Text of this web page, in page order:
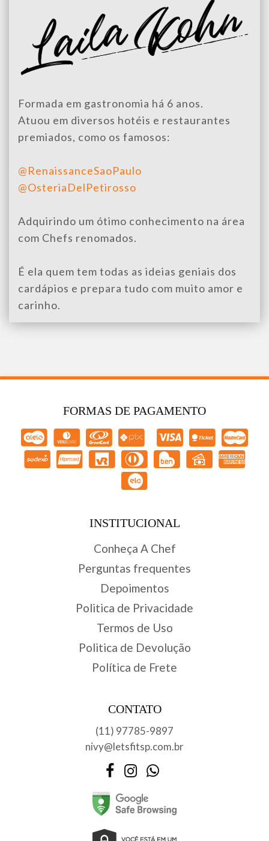
Formada em gastronomia há 6 anos.
Atuou em diversos hotéis e restaurantes
premiados, como os famosos:
@RenaissanceSaoPaulo
@OsteriaDelPetirosso
Adquirindo um ótimo conhecimento na área
com Chefs renomados.
É ela quem tem todas as ideias geniais dos
cardápios e prepara tudo com muito amor e
carinho.
FORMAS DE PAGAMENTO
INSTITUCIONAL
Conheça A Chef
Perguntas frequentes
Depoimentos
Politica de Privacidade
Termos de Uso
Politica de Devolução
Política de Frete
CONTATO
(11) 97785-9897
nivy@letsfitsp.com.br
FacebookInstagramWhatsApp